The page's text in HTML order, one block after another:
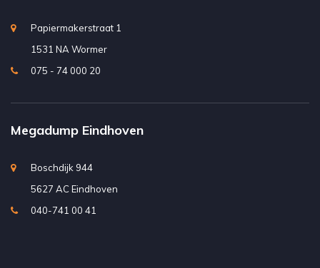
Papiermakerstraat 1
1531 NA Wormer
075 - 74 000 20
Megadump Eindhoven
Boschdijk 944
5627 AC Eindhoven
040-741 00 41